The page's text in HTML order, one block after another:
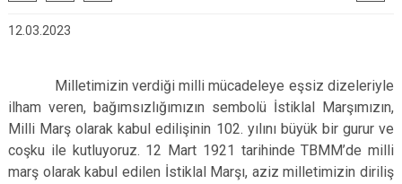
12.03.2023
Milletimizin verdiği milli mücadeleye eşsiz dizeleriyle
ilham veren, bağımsızlığımızın sembolü İstiklal Marşımızın,
Milli Marş olarak kabul edilişinin 102. yılını büyük bir gurur ve
coşku ile kutluyoruz. 12 Mart 1921 tarihinde TBMM’de milli
marş olarak kabul edilen İstiklal Marşı, aziz milletimizin diriliş